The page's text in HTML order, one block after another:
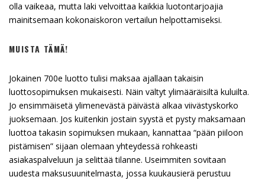
olla vaikeaa, mutta laki velvoittaa kaikkia luotontarjoajia
mainitsemaan kokonaiskoron vertailun helpottamiseksi.
MUISTA TÄMÄ!
Jokainen 700e luotto tulisi maksaa ajallaan takaisin
luottosopimuksen mukaisesti. Näin vältyt ylimääräisiltä kuluilta.
Jo ensimmäisetä ylimenevästä päivästä alkaa viivästyskorko
juoksemaan. Jos kuitenkin jostain syystä et pysty maksamaan
luottoa takasin sopimuksen mukaan, kannattaa “pään piiloon
pistämisen” sijaan olemaan yhteydessä rohkeasti
asiakaspalveluun ja selittää tilanne. Useimmiten sovitaan
uudesta maksusuunitelmasta, jossa kuukausierä perustuu